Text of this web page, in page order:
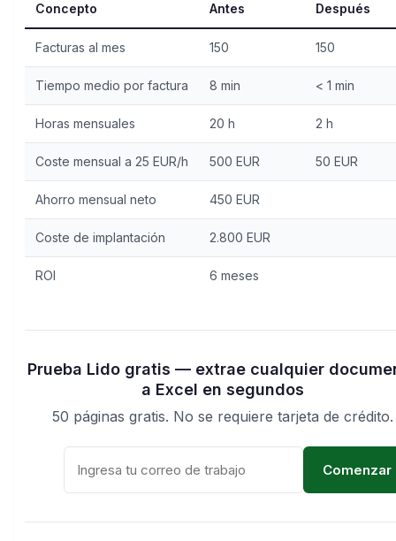
Concepto Antes Después
Facturas al mes 150 150
Tiempo medio por factura 8 min < 1 min
Horas mensuales 20 h 2 h
Coste mensual a 25 EUR/h 500 EUR 50 EUR
Ahorro mensual neto 450 EUR
Coste de implantación 2.800 EUR
ROI 6 meses
Prueba Lido gratis — extrae cualquier
a Excel en segundos
50 páginas gratis. No se requiere tarjeta de crédito.
Comenzar